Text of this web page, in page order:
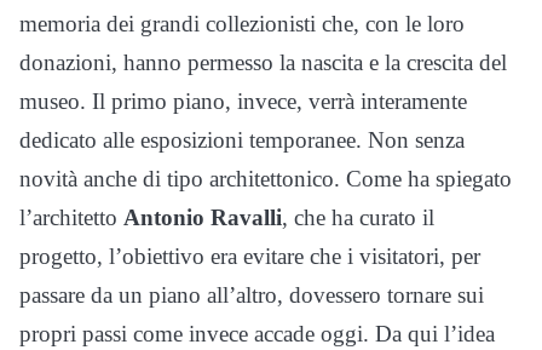
memoria dei grandi collezionisti che, con le loro
donazioni, hanno permesso la nascita e la crescita del
museo. Il primo piano, invece, verrà interamente
dedicato alle esposizioni temporanee. Non senza
novità anche di tipo architettonico. Come ha spiegato
l’architetto Antonio Ravalli, che ha curato il
progetto, l’obiettivo era evitare che i visitatori, per
passare da un piano all’altro, dovessero tornare sui
propri passi come invece accade oggi. Da qui l’idea